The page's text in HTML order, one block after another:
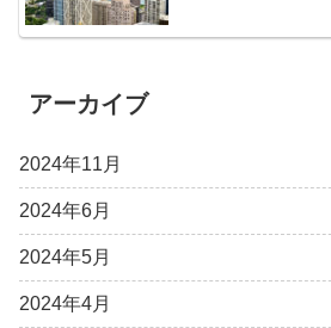
アーカイブ
2024年11月
2024年6月
2024年5月
2024年4月